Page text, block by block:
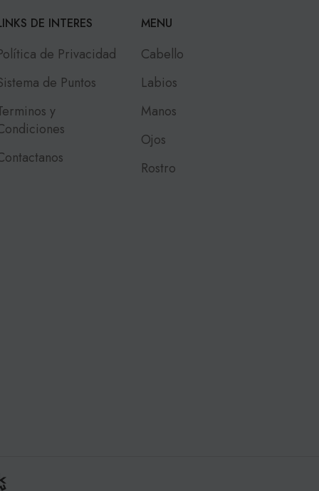
DE INTERES
de Privacidad
de Puntos
y
MENU
Cabello
Labios
Manos
Ojos
Rostro